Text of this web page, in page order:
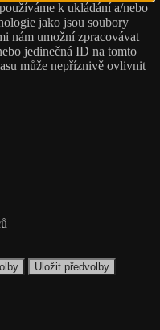
k ukládání a/nebo
jako jsou soubory
nám umožní zpracovávat
jedinečná ID na tomto
může nepříznivě ovlivnit
Uložit předvolby